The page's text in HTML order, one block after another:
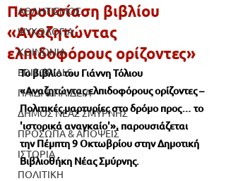
ΑΘΛΗΤΙΣΜΟΣ
ΨΥΧΟΛΟΓΙΑ
ΚΟΙΝΩΝΙΑ
EDITORIALS
ΠΑΙΔΙ & ΠΑΙΔΕΙΑ
ΔΗΜΟΣ ΝΕΑΣ ΣΜΥΡΝΗΣ
ΠΡΟΣΩΠΑ & ΑΠΟΨΕΙΣ
ΙΣΤΟΡΙΑ
ΠΟΛΙΤΙΚΗ
Παρουσίαση βιβλίου
«Αναζητώντας
ελπιδοφόρους ορίζοντες»
Το βιβλίο του Γιάννη Τόλιου
«Αναζητώντας ελπιδοφόρους ορίζοντες –
Πολιτικές μαρτυρίες στο δρόμο προς… το
'ιστορικά αναγκαίο'», παρουσιάζεται
την Πέμπτη 9 Οκτωβρίου στην Δημοτική
Βιβλιοθήκη Νέας Σμύρνης.